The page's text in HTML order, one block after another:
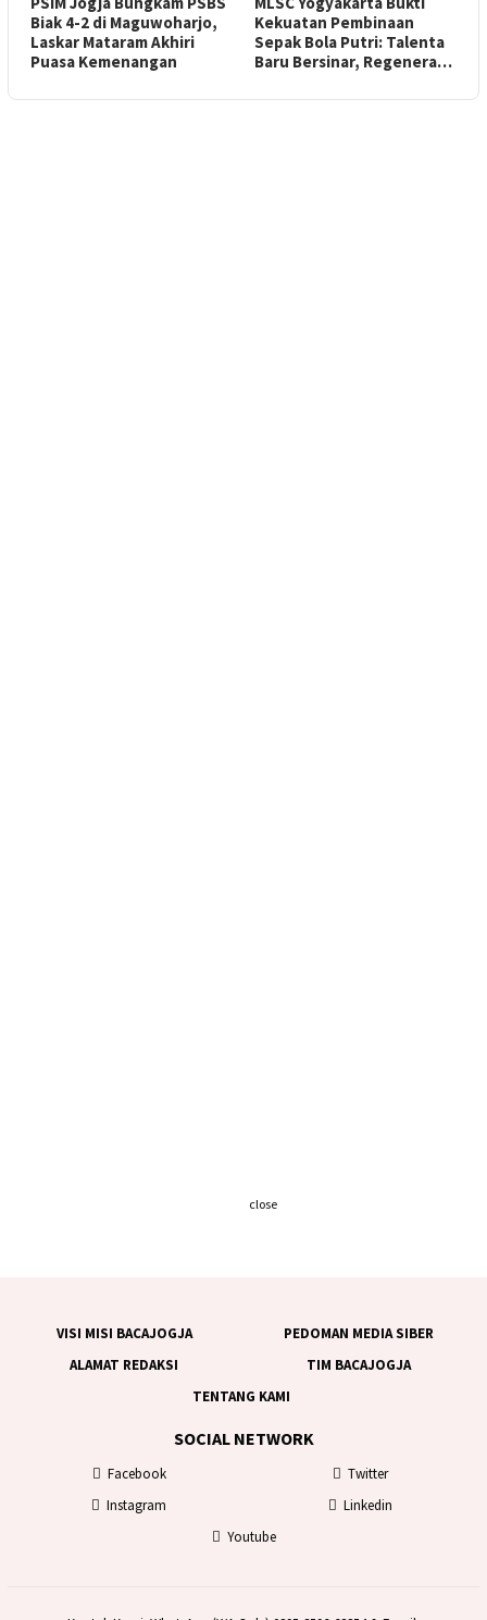
Biak 4-2 di Maguwoharjo,
Laskar Mataram Akhiri
Puasa Kemenangan
Kekuatan Pembinaan
Sepak Bola Putri: Talenta
Baru Bersinar, Regenera…
VISI MISI BACAJOGJA
PEDOMAN MEDIA SIBER
ALAMAT REDAKSI
TIM BACAJOGJA
TENTANG KAMI
SOCIAL NETWORK
Facebook
Twitter
Instagram
Linkedin
Youtube
close